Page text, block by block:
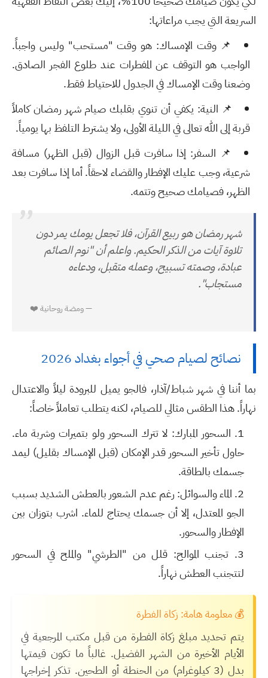
السريعة التي يجب مراعاتها:
📌وقت الإمساك: هو وقت "مستحب" وليس واجباً.
الواجب هو التوقف عن المفطرات عند طلوع الفجر الصادق.
وضعنا وقت الإمساك في الجدول للاحتياط فقط.
📌 النية: يكفي أن تنوي بقلبك صيام شهر رمضان كاملاً
قربة إلى الله تعالى في الليلة الأولى، ولا يشترط التلفظ بها يومياً.
📌 السفر: إذا سافرت قبل الزوال (قبل الظهر) مسافة
شرعية، وجب عليك الإفطار والقضاء لاحقاً. أما إذا سافرت بعد
الظهر، فصيامك صحيح وتتمه.
” شهر رمضان هو ربيع القرآن، فلا تجعل يومك يمر دون
تلاوة آيات من الذكر الحكيم. واعلم أن "نوم الصائم
عبادة، وصمته تسبيح، وعمله متقبل، ودعاءه
مستجاب".
— ومضة روحانية ❤️
نصائح لصيام صحي في أجواء بغداد 2026
بما أننا في شهر شباط/آذار، فالجو يميل للبرودة ليلاً والاعتدال
نهاراً. هذا الطقس مثالي للصيام، لكنه يتطلب تعاملاً خاصاً:
السحور المبارك: لا تترك السحور ولو بتميرات وشربة ماء.
حاول تأخير السحور قدر الإمكان (قبل الإمساك بقليل) ليمد
جسمك بالطاقة.
الماء والسوائل: رغم عدم الشعور بالعطش الشديد بسبب
الجو المعتدل، إلا أن جسمك يحتاج للماء. اشرب بتوزان بين
الإفطار والسحور.
تجنب الموالح: قلل من "الطرشي" والملح في السحور
لتتجنب العطش نهاراً.
💰 معلومة هامة: زكاة الفطرة
يتم تحديد مبلغ زكاة الفطرة من قبل مكتب المرجعية في
الأيام الأخيرة من الشهر الفضيل. غالباً ما تكون قيمتها
بدل (3 كيلوغرام) من الحنطة أو الطحين. تذكر إخراجها